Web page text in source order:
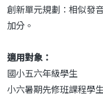
創新單元規劃：相似發
加分。
適用對象：
國小五六年級學生
小六暑期先修班課程學生